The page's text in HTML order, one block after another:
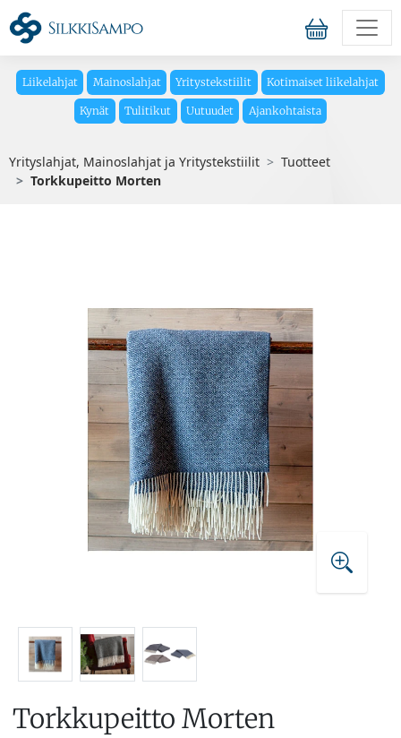
Liikelahjat Mainoslahjat Yritystekstiilit Kotimaiset liikelahjat
Kynät Tulitikut Uutuudet Ajankohtaista
Yrityslahjat, Mainoslahjat ja Yritystekstiilit
Tuotteet
Torkkupeitto Morten
Torkkupeitto Morten